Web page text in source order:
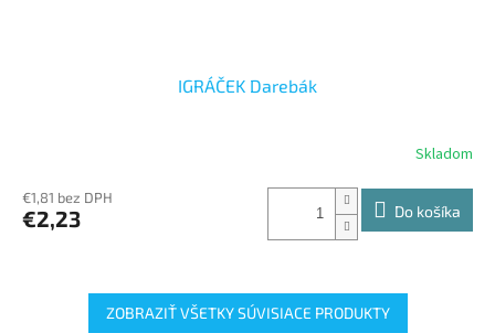
IGRÁČEK Darebák
Skladom
€1,81 bez DPH
€2,23 Do košíka
ZOBRAZIŤ VŠETKY SÚVISIACE PRODUKTY